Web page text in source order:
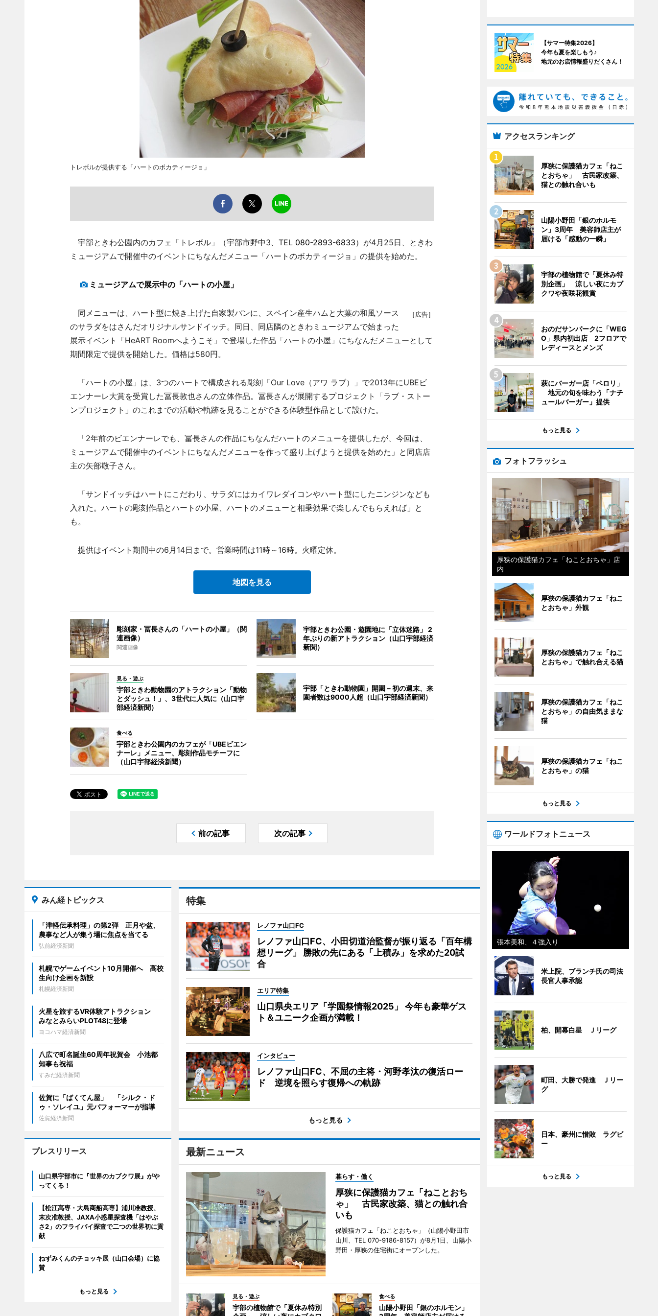
トレボルが提供する「ハートのボカティージョ」
宇部ときわ公園内のカフェ「トレボル」（宇部市野中3、TEL 080-2893-6833）が4月25日、ときわ
ミュージアムで開催中のイベントにちなんだメニュー「ハートのボカティージョ」の提供を始めた。
ミュージアムで展示中の「ハートの小屋」
［広告］
同メニューは、ハート型に焼き上げた自家製パンに、スペイン産生ハムと大葉の和風ソース
のサラダをはさんだオリジナルサンドイッチ。同日、同店隣のときわミュージアムで始まった
展示イベント「HeART Roomへようこそ」で登場した作品「ハートの小屋」にちなんだメニューとして
期間限定で提供を開始した。価格は580円。
「ハートの小屋」は、3つのハートで構成される彫刻「Our Love（アワ ラブ）」で2013年にUBEビ
エンナーレ大賞を受賞した冨長敦也さんの立体作品。冨長さんが展開するプロジェクト「ラブ・ストー
ンプロジェクト」のこれまでの活動や軌跡を見ることができる体験型作品として設けた。
「2年前のビエンナーレでも、冨長さんの作品にちなんだハートのメニューを提供したが、今回は、
ミュージアムで開催中のイベントにちなんだメニューを作って盛り上げようと提供を始めた」と同店店
主の矢部敬子さん。
「サンドイッチはハートにこだわり、サラダにはカイワレダイコンやハート型にしたニンジンなども
入れた。ハートの彫刻作品とハートの小屋、ハートのメニューと相乗効果で楽しんでもらえれば」と
も。
提供はイベント期間中の6月14日まで。営業時間は11時～16時。火曜定休。
地図を見る
彫刻家・冨長さんの「ハートの小屋」（関
連画像）
関連画像
宇部ときわ公園・遊園地に「立体迷路」 2
年ぶりの新アトラクション（山口宇部経済
新聞）
見る・遊ぶ
宇部ときわ動物園のアトラクション「動物
とダッシュ！」、3世代に人気に（山口宇
部経済新聞）
宇部「ときわ動物園」開園－初の週末、来
園者数は9000人超（山口宇部経済新聞）
食べる
宇部ときわ公園内のカフェが「UBEビエン
ナーレ」メニュー、彫刻作品モチーフに
（山口宇部経済新聞）
前の記事 次の記事
特集
レノファ山口FC
レノファ山口FC、小田切道治監督が振り返る「百年構
想リーグ」 勝敗の先にある「上積み」を求めた20試
合
エリア特集
山口県央エリア「学園祭情報2025」 今年も豪華ゲス
ト＆ユニーク企画が満載！
インタビュー
レノファ山口FC、不屈の主将・河野孝汰の復活ロー
ド 逆境を照らす復帰への軌跡
もっと見る
最新ニュース
暮らす・働く
厚狭に保護猫カフェ「ねことおち
ゃ」 古民家改築、猫との触れ合
いも
保護猫カフェ「ねことおちゃ」（山陽小野田市
山川、TEL 070-9186-8157）が8月1日、山陽小
野田・厚狭の住宅街にオープンした。
見る・遊ぶ
宇部の植物館で「夏休み特別
食べる
山陽小野田「銀のホルモン」
みん経トピックス
「津軽伝承料理」の第2弾 正月や盆、
農事など人が集う場に焦点を当てる
弘前経済新聞
札幌でゲームイベント10月開催へ 高校
生向け企画を新設
札幌経済新聞
火星を旅するVR体験アトラクション
みなとみらいPLOT48に登場
ヨコハマ経済新聞
八広で町名誕生60周年祝賀会 小池都
知事も祝福
すみだ経済新聞
佐賀に「ばくてん屋」 「シルク・ド
ゥ・ソレイユ」元パフォーマーが指導
佐賀経済新聞
プレスリリース
山口県宇部市に『世界のカブクワ展』がや
ってくる！
【松江高専・大島商船高専】浦川准教授、
末次准教授、JAXA小惑星探査機「はやぶ
さ2」のフライバイ探査で二つの世界初に貢
献
ねずみくんのチョッキ展（山口会場）に協
賛
もっと見る
【サマー特集2026】
今年も夏を楽しもう♪
地元のお店情報盛りだくさん！
アクセスランキング
厚狭に保護猫カフェ「ねこ
とおちゃ」 古民家改築、
猫との触れ合いも
山陽小野田「銀のホルモ
ン」3周年 美容師店主が
届ける「感動の一瞬」
宇部の植物館で「夏休み特
別企画」 涼しい夜にカブ
クワや夜咲花観賞
おのだサンパークに「WEG
O」県内初出店 2フロアで
レディースとメンズ
萩にバーガー店「ペロリ」
地元の旬を味わう「ナチ
ュールバーガー」提供
もっと見る
フォトフラッシュ
厚狭の保護猫カフェ「ねことおちゃ」店
内
厚狭の保護猫カフェ「ねこ
とおちゃ」外観
厚狭の保護猫カフェ「ねこ
とおちゃ」で触れ合える猫
厚狭の保護猫カフェ「ねこ
とおちゃ」の自由気ままな
猫
厚狭の保護猫カフェ「ねこ
とおちゃ」の猫
もっと見る
ワールドフォトニュース
張本美和、４強入り
米上院、ブランチ氏の司法
長官人事承認
柏、開幕白星 Ｊリーグ
町田、大勝で発進 Ｊリー
グ
日本、豪州に惜敗 ラグビ
ー
もっと見る